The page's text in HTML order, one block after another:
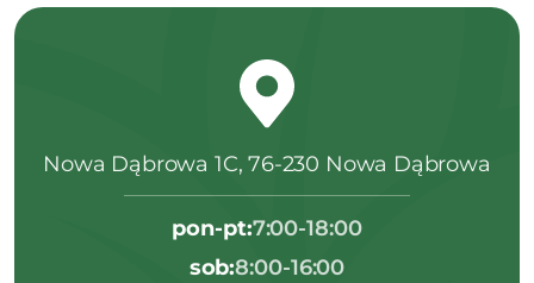
Nowa Dąbrowa 1C, 76-230 Nowa Dąbrowa
pon-pt:7:00-18:00
sob:8:00-16:00